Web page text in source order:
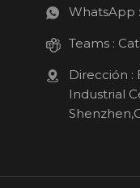
WhatsApp :
Teams :
Dirección :
Industrial